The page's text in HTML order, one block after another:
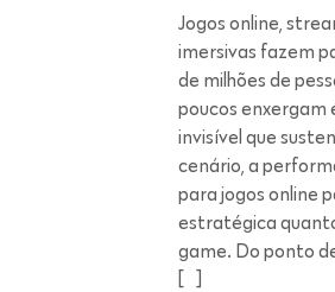
Jogos online,
imersivas fazem
de milhões de
poucos enxergam
invisível que
cenário, a
para jogos online
estratégica
game. Do ponto